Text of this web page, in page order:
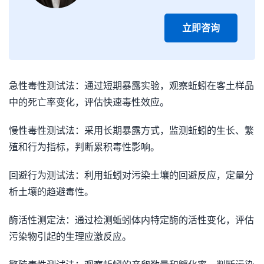
立即咨询
急性毒性测试法：通过短期暴露实验，观察蚯蚓在客土样品
中的死亡率变化，评估快速毒性效应。
慢性毒性测试法：采用长期暴露方式，监测蚯蚓的生长、繁
殖和行为指标，判断累积毒性影响。
回避行为测试法：利用蚯蚓对污染土壤的回避反应，定量分
析土壤的趋避毒性。
酶活性测定法：通过检测蚯蚓体内特定酶的活性变化，评估
污染物引起的生理应激反应。